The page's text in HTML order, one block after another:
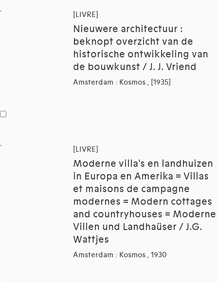
[LIVRE]
Nieuwere architectuur :
beknopt overzicht van de
historische ontwikkeling van
de bouwkunst / J. J. Vriend
Amsterdam : Kosmos , [1935]
[LIVRE]
Moderne villa's en landhuizen
in Europa en Amerika = Villas
et maisons de campagne
modernes = Modern cottages
and countryhouses = Moderne
Villen und Landhaüser / J.G.
Wattjes
Amsterdam : Kosmos , 1930